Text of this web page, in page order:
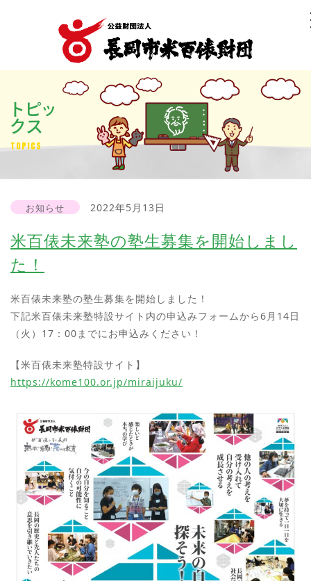
トピッ
クス
TOPICS
お知らせ 2022年5月13日
米百俵未来塾の塾生募集を開始しまし
た！
米百俵未来塾の塾生募集を開始しました！
下記米百俵未来塾特設サイト内の申込みフォームから6月14日
（火）17：00までにお申込みください！
【米百俵未来塾特設サイト】
https://kome100.or.jp/miraijuku/